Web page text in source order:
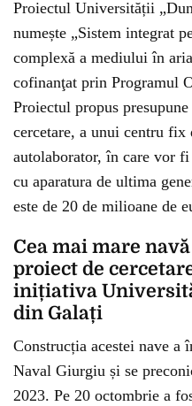
Proiectul Universității
numește „Sistem integrat
complexă a mediului în
cofinanţat prin Programul
Proiectul propus
cercetare, a unui centru fix
autolaborator, în care vor
cu aparatura de ultima
este de 20 de milioane de
Cea mai mare
proiect de
inițiativa
din Galați
Construcția acestei nave a
Naval Giurgiu și se
2023. Pe 20 octombrie a